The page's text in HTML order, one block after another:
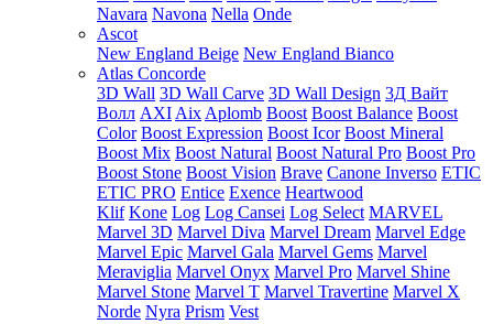
Navara Navona Nella Onde
Ascot
New England Beige New England Bianco
Atlas Concorde
3D Wall 3D Wall Carve 3D Wall Design 3Д Вайт
Волл AXI Aix Aplomb Boost Boost Balance Boost
Color Boost Expression Boost Icor Boost Mineral
Boost Mix Boost Natural Boost Natural Pro Boost Pro
Boost Stone Boost Vision Brave Canone Inverso ETIC
ETIC PRO Entice Exence Heartwood
Klif Kone Log Log Cansei Log Select MARVEL
Marvel 3D Marvel Diva Marvel Dream Marvel Edge
Marvel Epic Marvel Gala Marvel Gems Marvel
Meraviglia Marvel Onyx Marvel Pro Marvel Shine
Marvel Stone Marvel T Marvel Travertine Marvel X
Norde Nyra Prism Vest